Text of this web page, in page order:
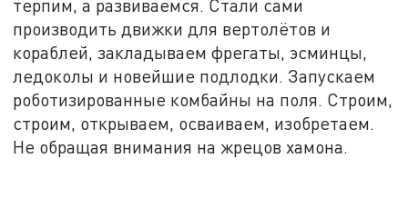
терпим, а развиваемся. Стали сами
производить движки для вертолётов и
кораблей, закладываем фрегаты, эсминцы,
ледоколы и новейшие подлодки. Запускаем
роботизированные комбайны на поля. Строим,
строим, открываем, осваиваем, изобретаем.
Не обращая внимания на жрецов хамона.